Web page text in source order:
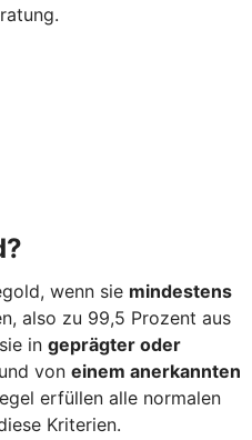
wenn sie mindestens
also zu 99,5 Prozent aus
in geprägter oder
von einem anerkannten
erfüllen alle normalen
Kriterien.